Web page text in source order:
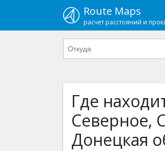
Route Maps
расчет расстояний и
Где
Северное,
Донецкая